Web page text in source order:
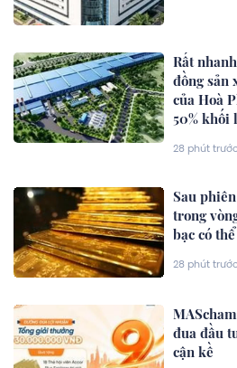
Rất
đồng sản
của Hoà
50% khối
28 phút trước
Sau
trong
bạc có
28 phút trước
đua đầu
cận kề